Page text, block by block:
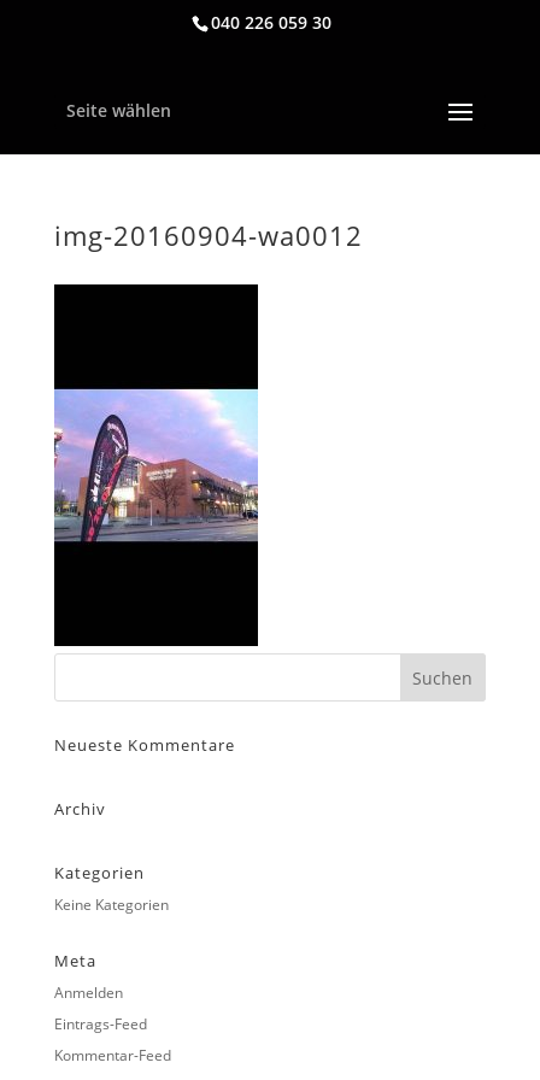
040 226 059 30
Seite wählen
img-20160904-wa0012
Neueste Kommentare
Archiv
Kategorien
Keine Kategorien
Meta
Anmelden
Eintrags-Feed
Kommentar-Feed